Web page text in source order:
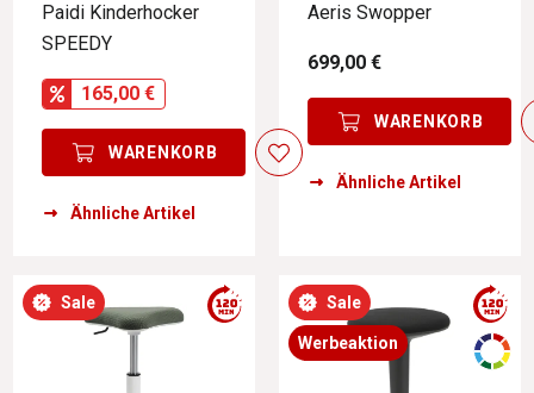
Paidi Kinderhocker
SPEEDY
165,00 €
WARENKORB
Ähnliche Artikel
Aeris Swopper
699,00 €
WARENKORB
Ähnliche Artikel
Sale Sale
Werbeaktion